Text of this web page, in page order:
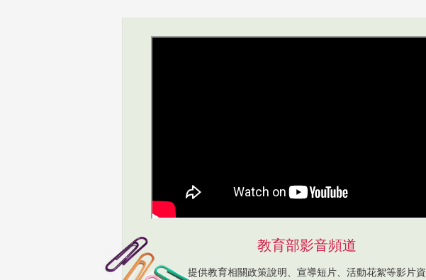
教育部影音頻道
提供教育相關政策說明、宣導短片、活動花絮等影片資